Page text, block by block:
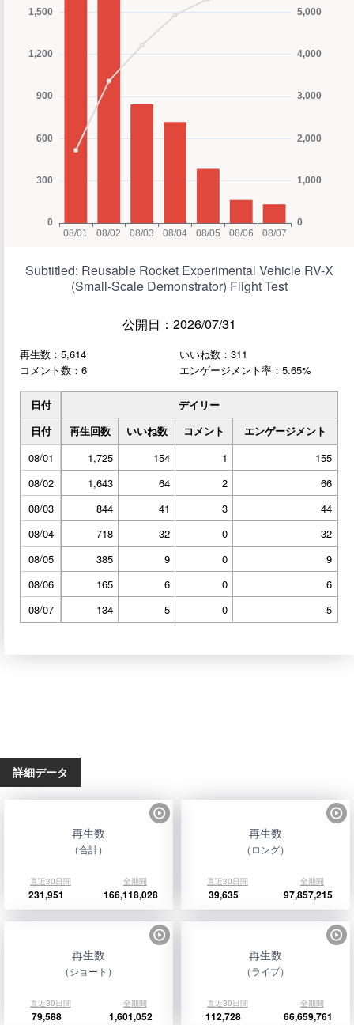
Subtitled: Reusable Rocket Experimental Vehicle RV-X
(Small-Scale Demonstrator) Flight Test
公開日：2026/07/31
再生数：5,614
いいね数：311
コメント数：6
エンゲージメント率：5.65%
日付
デイリー
日付
再生回数 いいね数 コメント
エンゲージメント
08/01
1,725 154 1
155
08/02
1,643 64 2
66
08/03
844 41 3
44
08/04
718 32 0
32
08/05
385 9 0
9
08/06
165 6 0
6
08/07
134 5 0 5
詳細データ
再生数
（合計）
直近30日間 全期間
231,951 166,118,028
再生数
（ロング）
直近30日間 全期間
39,635 97,857,215
再生数
（ショート）
直近30日間 全期間
79,588 1,601,052
再生数
（ライブ）
直近30日間 全期間
112,728 66,659,761